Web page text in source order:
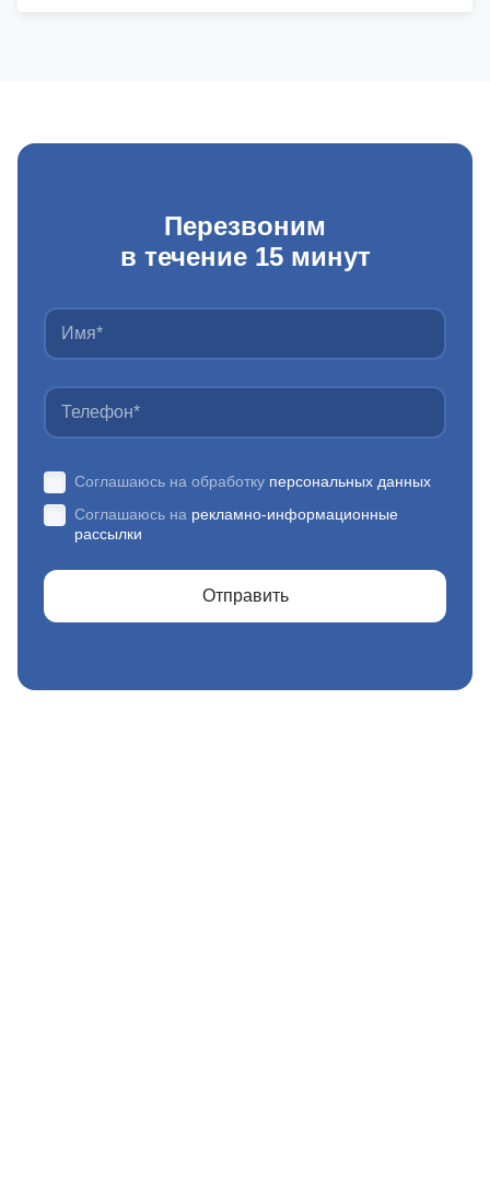
Перезвоним
в течение 15 минут
Соглашаюсь на обработку персональных данных
Соглашаюсь на рекламно-информационные
рассылки
Отправить